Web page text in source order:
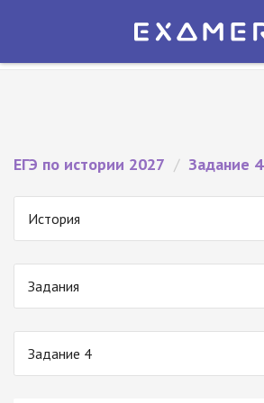
Экзамер — ЕГЭ 2027
ЕГЭ по истории 2027 / Задание 4
История
Задания
Задание 4